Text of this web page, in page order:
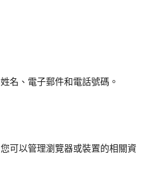
名、電子郵件和電話號碼。
可以管理瀏覽器或裝置的相關資